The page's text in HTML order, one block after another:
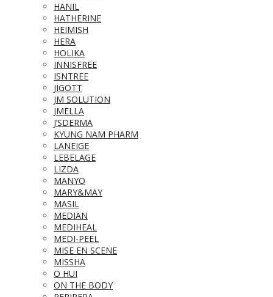
HANIL
HATHERINE
HEIMISH
HERA
HOLIKA
INNISFREE
ISNTREE
JIGOTT
JM SOLUTION
JMELLA
J’SDERMA
KYUNG NAM PHARM
LANEIGE
LEBELAGE
LIZDA
MANYO
MARY&MAY
MASIL
MEDIAN
MEDIHEAL
MEDI-PEEL
MISE EN SCENE
MISSHA
O HUI
ON THE BODY